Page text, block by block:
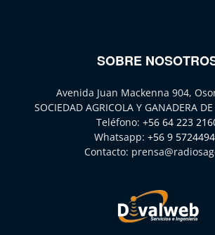
SOBRE
Avenida Juan Mackenna 904,
SOCIEDAD AGRICOLA Y GANADERA
Teléfono: +56 64 223
Whatsapp: +56 9
Contacto: